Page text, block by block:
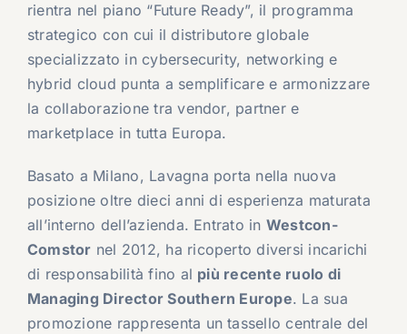
rientra nel piano “Future Ready”, il programma
strategico con cui il distributore globale
specializzato in cybersecurity, networking e
hybrid cloud punta a semplificare e armonizzare
la collaborazione tra vendor, partner e
marketplace in tutta Europa.
Basato a Milano, Lavagna porta nella nuova
posizione oltre dieci anni di esperienza maturata
all’interno dell’azienda. Entrato in Westcon-
Comstor nel 2012, ha ricoperto diversi incarichi
di responsabilità fino al più recente ruolo di
Managing Director Southern Europe. La sua
promozione rappresenta un tassello centrale del